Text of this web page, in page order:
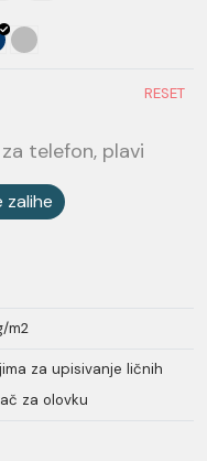
RESET
telefon, plavi
zalihe
m2
za upisivanje ličnih
za olovku